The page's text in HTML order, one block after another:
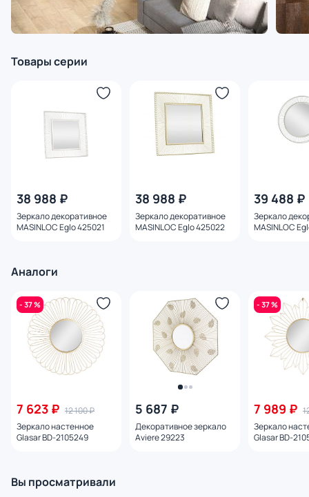
Товары серии
38 988 ₽
Зеркало декоративное
MASINLOC Eglo 425021
38 988 ₽
Зеркало декоративное
MASINLOC Eglo 425022
39 488 ₽
Зеркало
MASINLOC
Аналоги
- 37 %
7 623 ₽ 12 100 ₽
Зеркало настенное
Glasar BD-2105249
5 687 ₽
Декоративное зеркало
Aviere 29223
- 37 %
7 989 ₽
Зеркало
Glasar BD-
Вы просматривали